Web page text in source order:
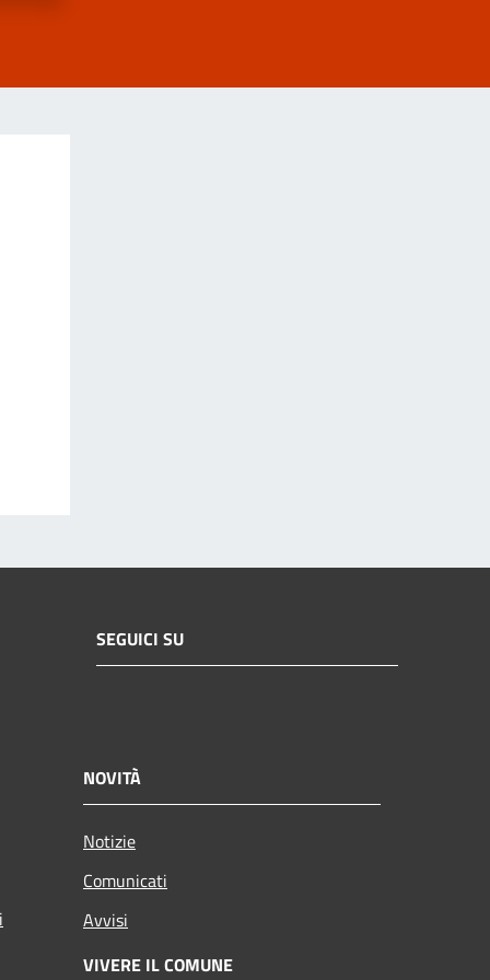
SEGUICI SU
NOVITÀ
Notizie
Comunicati
Avvisi
VIVERE IL COMUNE